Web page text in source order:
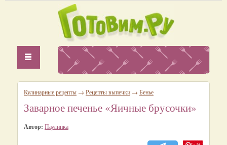
Кулинарные рецепты → Рецепты выпечки → Бенье
Заварное печенье «Яичные брусочки»
Автор: Паулинка